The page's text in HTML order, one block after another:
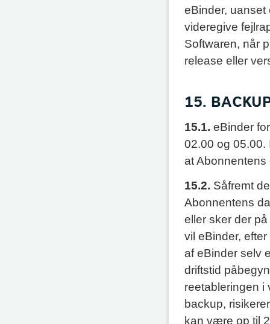
eBinder, uanset
videregive
Softwaren, når
release eller
15.
15.1. eBinder
02.00 og
at
15.2. Såfremt
Abonnentens
eller sker der
vil eBinder,
af eBinder selv
driftstid
reetableringen
backup,
kan være op til